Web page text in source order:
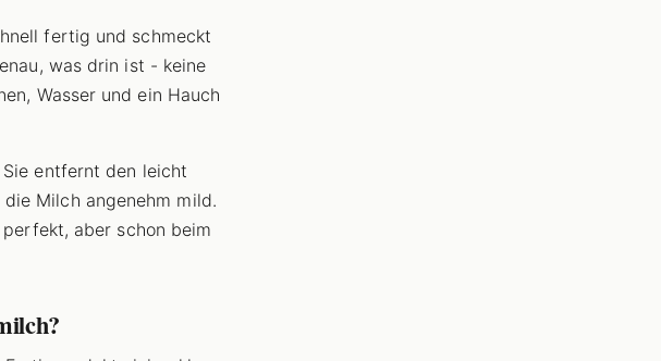
fertig und schmeckt
was drin ist - keine
Wasser und ein Hauch
Sie entfernt den leicht
Milch angenehm mild.
aber schon beim